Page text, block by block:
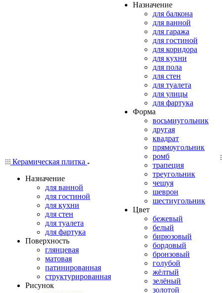
Керамическая плитка
Назначение
для ванной
для гостиной
для кухни
для стен
для туалета
для фартука
Поверхность
глянцевая
матовая
патинированная
структурированная
Рисунок
Назначение
для балкона
для ванной
для гаража
для гостиной
для коридора
для кухни
для пола
для стен
для туалета
для улицы
для фартука
Форма
восьмиугольник
другая
квадрат
прямоугольник
ромб
трапеция
треугольник
чешуя
шеврон
шестиугольник
Цвет
бежевый
белый
бирюзовый
бордовый
бронзовый
голубой
жёлтый
зелёный
золотой